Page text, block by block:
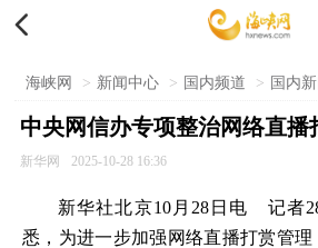

海峡网 > 新闻中心 > 国内频道 > 国内
中央网信办专项整治网络直播
新华网 2025-10-28 16:36
新华社北京10月28日电 记者
悉，为进一步加强网络直播打赏管理